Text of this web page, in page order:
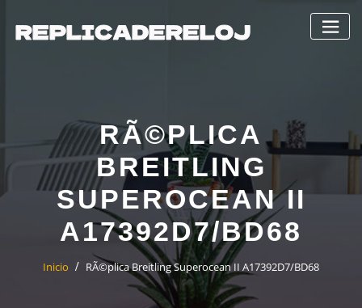
contenido
RÃ©PLICA
BREITLING
SUPEROCEAN II
A17392D7/BD68
Inicio RÃ©plica Breitling Superocean II A17392D7/BD68